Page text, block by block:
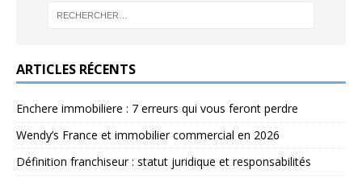
ARTICLES RÉCENTS
Enchere immobiliere : 7 erreurs qui vous feront perdre
Wendy’s France et immobilier commercial en 2026
Définition franchiseur : statut juridique et responsabilités